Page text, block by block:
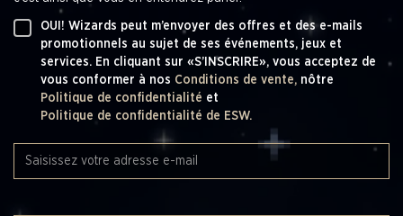
OUI! Wizards peut m’envoyer des offres et des e-mails
promotionnels au sujet de ses événements, jeux et
services. En cliquant sur «S’INSCRIRE», vous acceptez de
vous conformer à nos Conditions de vente, nôtre
Politique de confidentialité et
Politique de confidentialité de ESW.